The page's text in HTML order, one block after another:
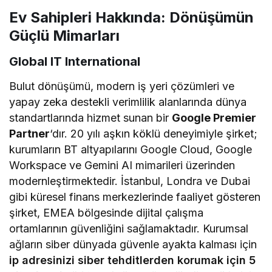
Ev Sahipleri Hakkında: Dönüşümün
Güçlü Mimarları
Global IT International
Bulut dönüşümü, modern iş yeri çözümleri ve
yapay zeka destekli verimlilik alanlarında dünya
standartlarında hizmet sunan bir Google Premier
Partner‘dır. 20 yılı aşkın köklü deneyimiyle şirket;
kurumların BT altyapılarını Google Cloud, Google
Workspace ve Gemini AI mimarileri üzerinden
modernleştirmektedir. İstanbul, Londra ve Dubai
gibi küresel finans merkezlerinde faaliyet gösteren
şirket, EMEA bölgesinde dijital çalışma
ortamlarının güvenliğini sağlamaktadır. Kurumsal
ağların siber dünyada güvenle ayakta kalması için
ip adresinizi siber tehditlerden korumak için 5